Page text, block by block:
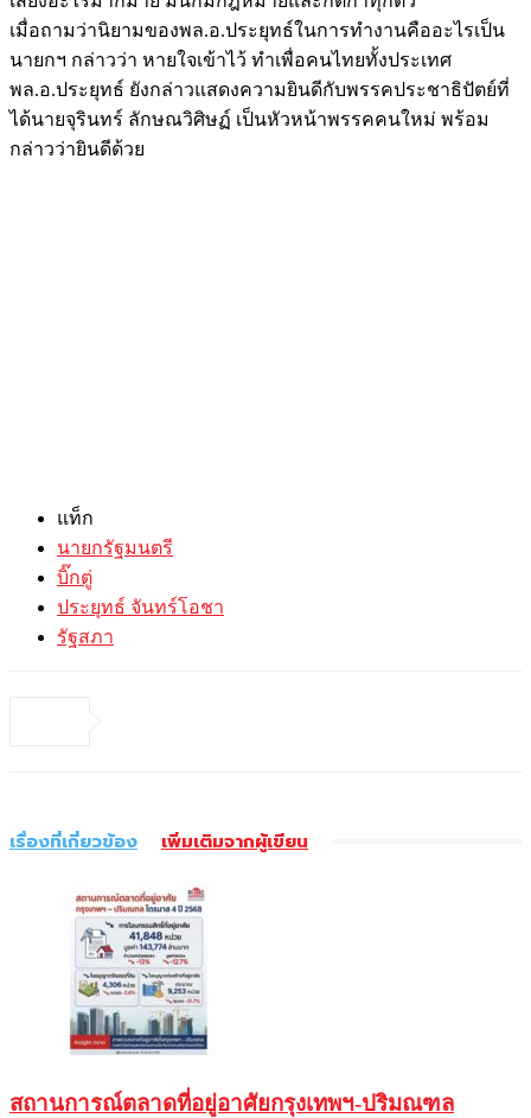
เมื่อถามว่านิยามของพล.อ.ประยุทธ์ในการทำงานคืออะไรเป็น
นายกฯ กล่าวว่า หายใจเข้าไว้ ทำเพื่อคนไทยทั้งประเทศ
พล.อ.ประยุทธ์ ยังกล่าวแสดงความยินดีกับพรรคประชาธิปัตย์ที่
ได้นายจุรินทร์ ลักษณวิศิษฏ์ เป็นหัวหน้าพรรคคนใหม่ พร้อม
กล่าวว่ายินดีด้วย
แท็ก
นายกรัฐมนตรี
บิ๊กตู่
ประยุทธ์ จันทร์โอชา
รัฐสภา
เรื่องที่เกี่ยวข้อง เพิ่มเติมจากผู้เขียน
สถานการณ์ตลาดที่อยู่อาศัยกรุงเทพฯ-ปริมณฑล